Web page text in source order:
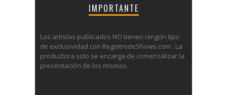
IMPORTANTE
Los artistas publicados NO tienen ningún tipo
de exclusividad con RegistrodeShows.com . La
productora solo se encarga de comercializar la
presentación de los mismos.